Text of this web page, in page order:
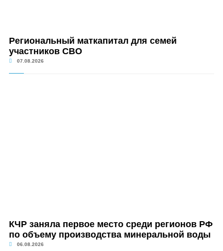
Региональный маткапитал для семей
участников СВО
07.08.2026
КЧР заняла первое место среди регионов РФ
по объему производства минеральной воды
06.08.2026